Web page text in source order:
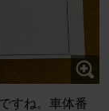
すね。車体番